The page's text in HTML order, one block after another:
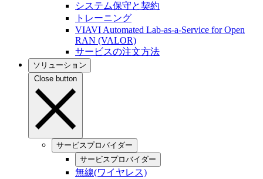
システム保守と契約
トレーニング
VIAVI Automated Lab-as-a-Service for Open
RAN (VALOR)
サービスの注文方法
ソリューション
Close button
サービスプロバイダー
サービスプロバイダー
無線(ワイヤレス)